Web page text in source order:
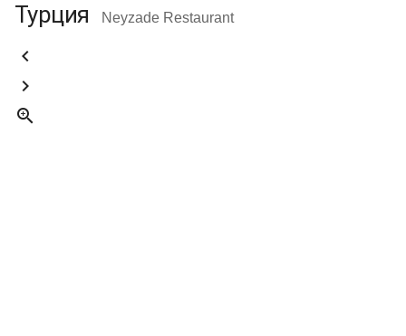
Турция
Neyzade Restaurant


